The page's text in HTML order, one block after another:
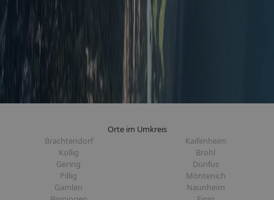
Orte im Umkreis
Brachtendorf
Kaifenheim
Kollig
Brohl
Gering
Dünfus
Pillig
Möntenich
Gamlen
Naunheim